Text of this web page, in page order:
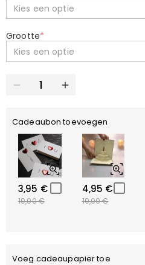
Kies een optie
Grootte*
Kies een optie
Cadeaubon toevoegen
3,95 €
10,00 €
4,95 €
10,00 €
Voeg cadeaupapier toe